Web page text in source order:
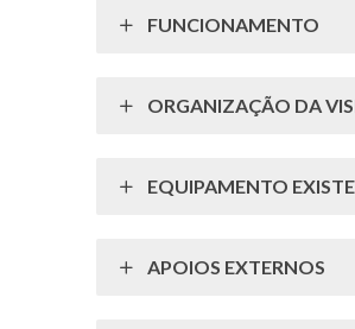
FUNCIONAMENTO
ORGANIZAÇÃO DA
EQUIPAMENTO
APOIOS EXTERNOS